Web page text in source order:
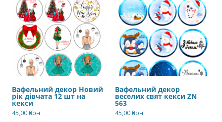
Вафельний декор Новий
рік дівчата 12 шт на
кекси
45,00₴рн
Вафельний декор
веселих свят кекси ZN
563
45,00₴рн